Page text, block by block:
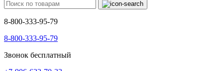
8-800-333-95-79
8-800-333-95-79
Звонок бесплатный